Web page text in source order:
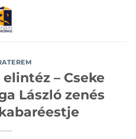
– Cseke
László zenés